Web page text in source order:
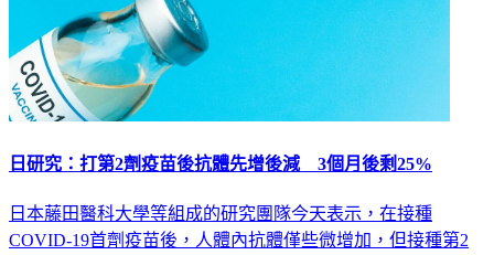
日研究：打第2劑疫苗後抗體先增後減 3個月後剩25%
日本藤田醫科大學等組成的研究團隊今天表示，在接種
COVID-19首劑疫苗後，人體內抗體僅些微增加，但接種第2